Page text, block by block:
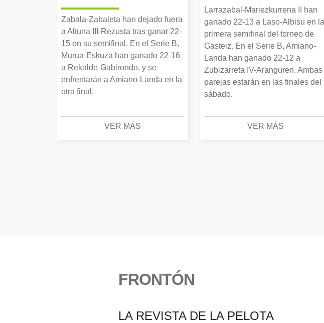
Zabala-Zabaleta han dejado fuera
a Altuna III-Rezusta tras ganar 22-
15 en su semifinal. En el Serie B,
Murua-Eskuza han ganado 22-16
a Rekalde-Gabirondo, y se
enfrentarán a Amiano-Landa en la
otra final.
VER MÁS
Larrazabal-Mariezkurrena II han
ganado 22-13 a Laso-Albisu en la
primera semifinal del torneo de
Gasteiz. En el Serie B, Amiano-
Landa han ganado 22-12 a
Zubizarreta IV-Aranguren. Ambas
parejas estarán en las finales del
sábado.
VER MÁS
FRONTÓN
LA REVISTA DE LA PELOTA